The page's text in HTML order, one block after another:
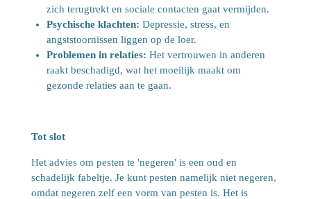
zich terugtrekt en sociale contacten gaat vermijden.
Psychische klachten: Depressie, stress, en
angststoornissen liggen op de loer.
Problemen in relaties: Het vertrouwen in anderen
raakt beschadigd, wat het moeilijk maakt om
gezonde relaties aan te gaan.
Tot slot
Het advies om pesten te 'negeren' is een oud en
schadelijk fabeltje. Je kunt pesten namelijk niet negeren,
omdat negeren zelf een vorm van pesten is. Het is